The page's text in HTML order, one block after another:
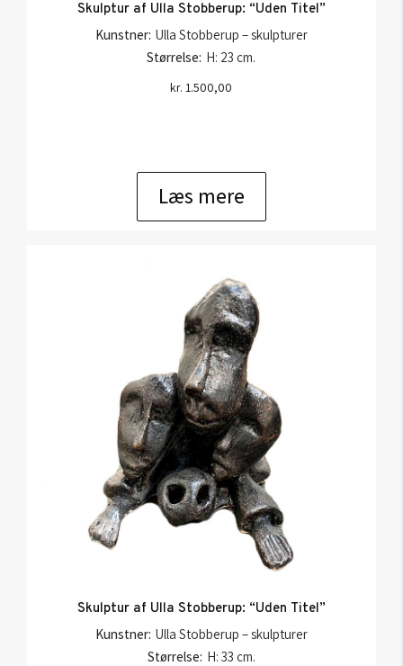
Skulptur af Ulla Stobberup: “Uden Titel”
Kunstner: Ulla Stobberup – skulpturer
Størrelse: H: 23 cm.
kr. 1.500,00
Læs mere
Skulptur af Ulla Stobberup: “Uden Titel”
Kunstner: Ulla Stobberup – skulpturer
Størrelse: H: 33 cm.